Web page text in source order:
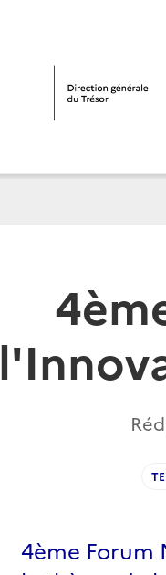
4ème Forum